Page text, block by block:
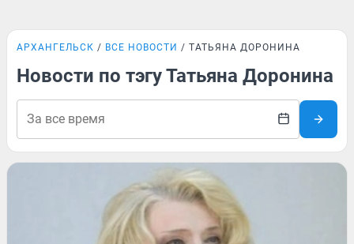
АРХАНГЕЛЬСК ВСЕ НОВОСТИ ТАТЬЯНА ДОРОНИНА
Новости по тэгу Татьяна Доронина